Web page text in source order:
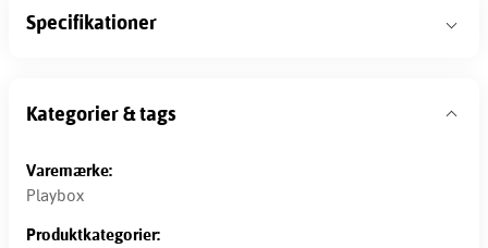
Specifikationer
Kategorier & tags
Varemærke:
Playbox
Produktkategorier: